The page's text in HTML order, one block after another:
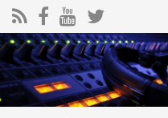
Search for: